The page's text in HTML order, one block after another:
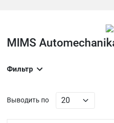
MIMS
Фильтр
Выводить по